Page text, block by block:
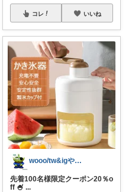
コレ いいね
wooo/tw&igやってます
先着100名様限定クーポン20％o
ff 🍧 ...